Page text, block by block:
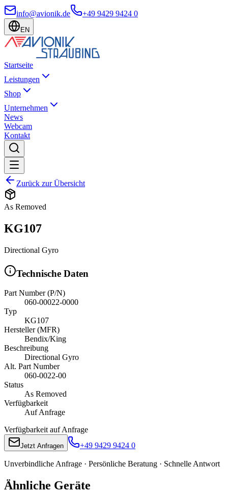
info@avionik.de +49 9429 9424 0
EN
Startseite
Leistungen
Shop
Unternehmen
News
Webcam
Kontakt
Zurück zur Übersicht
As Removed
KG107
Directional Gyro
Technische Daten
Part Number (P/N)
060-00022-0000
Typ
KG107
Hersteller (MFR)
Bendix/King
Beschreibung
Directional Gyro
Alt. Part Number
060-0022-00
Status
As Removed
Verfügbarkeit
Auf Anfrage
Verfügbarkeit auf Anfrage
Jetzt Anfragen +49 9429 9424 0
Unverbindliche Anfrage · Persönliche Beratung · Schnelle Antwort
Ähnliche Geräte